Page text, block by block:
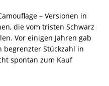
– Versionen in
die vom tristen Schwarz
Vor einigen Jahren gab
Stückzahl in
spontan zum Kauf